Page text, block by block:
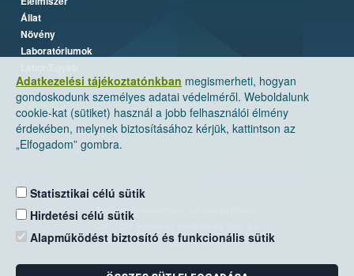
Adatkezelési tájékoztatónkban megismerheti, hogyan
gondoskodunk személyes adatai védelméről. Weboldalunk
cookie-kat (sütiket) használ a jobb felhasználói élmény
érdekében, melynek biztosításához kérjük, kattintson az
„Elfogadom” gombra.
Statisztikai célú sütik
Hirdetési célú sütik
Alapműködést biztosító és funkcionális sütik
Állat
Növény
Laboratóriumok
Nemzeti Élelmiszerlánc-biztonsági Hivatal
Levelezési cím: 1525 Budapest. Pf. 30.